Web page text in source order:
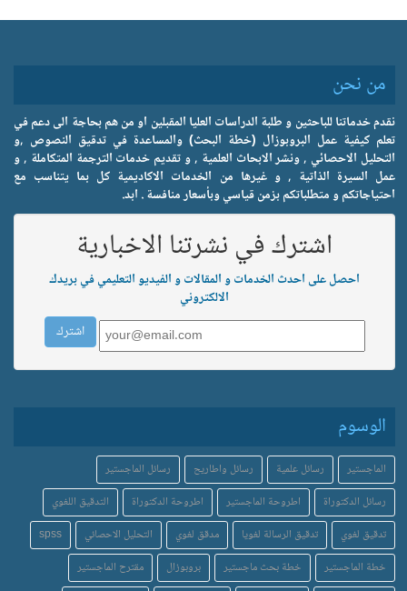
من نحن
نقدم خدماتنا للباحثين و طلبة الدراسات العليا المقبلين او من هم بحاجة الى دعم في
تعلم كيفية عمل البروبوزال (خطة البحث) والمساعدة في تدقيق النصوص ,و
التحليل الاحصائي , ونشر الابحاث العلمية , و تقديم خدمات الترجمة المتكاملة , و
عمل السيرة الذاتية , و غيرها من الخدمات الاكاديمية كل بما يتناسب مع
احتياجاتكم و متطلباتكم بزمن قياسي وبأسعار منافسة . ابد.
اشترك في نشرتنا الاخبارية
احصل على احدث الخدمات و المقالات و الفيديو التعليمي في بريدك
الالكتروني
الوسوم
الماجستير رسائل علمية رسائل واطاريح
رسائل الماجستير
رسائل الدكتوراة
اطروحة الماجستير اطروحة الدكتوراة
التدقيق اللغوي
تدقيق لغوي
تدقيق الرسالة لغويا مدقق لغوي التحليل الاحصائي
spss
خطة الماجستير
خطة بحث ماجستير بروبوزال مقترح الماجستير